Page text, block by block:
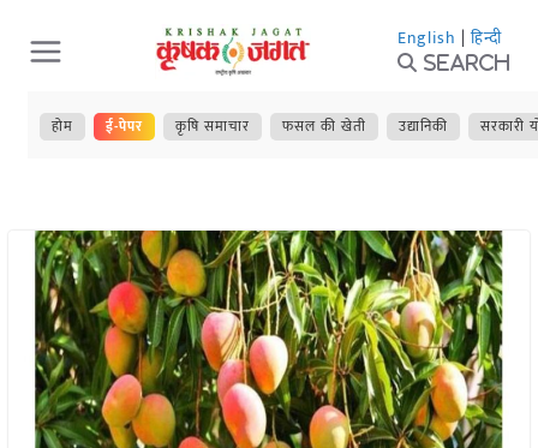
Skip
to
content
English | हिन्दी
Search
होम ई-पेपर कृषि समाचार फसल की खेती उद्यानिकी सरकारी